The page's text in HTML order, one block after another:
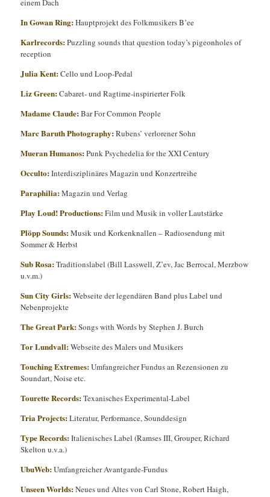
einem Dach
In Gowan Ring:Hauptprojekt des Folkmusikers B’ee
Karlrecords:Puzzling sounds that question today’s pigeonholes of
reception
Julia Kent:Cello und Loop-Pedal
Liz Green:Cabaret- und Ragtime-inspirierter Folk
Madame Claude: Bar For Common People
Marc Baruth Photography: Rubens’ verlorener Sohn
Mueran Humanos: Punk Psychedelia for the XXI Century
Occulto: Interdisziplinäres Magazin und Konzertreihe
Paraphilia:Magazin und Verlag
Play Loud! Productions:Film und Musik in voller Lautstärke
Plöpp Sounds:Musik und Korkenknallen – Radiosendung mit
Sommer & Herbst
Sub Rosa:Traditionslabel (Bill Lasswell, Z’ev, Jac Berrocal, Merzbow
u.v.m.)
Sun City Girls:Webseite der legendären Band plus Label und
Nebenprojekte
The Great Park:Songs with Words by Stephen J. Burch
Tor Lundvall:Webseite des Malers und Musikers
Touching Extremes:Umfangreicher Fundus an Rezensionen zu
Soundart, Noise etc.
Tourette Records: Texanisches Experimental-Label
Tria Projects: Literatur, Performance, Sounddesign
Type Records: Italienisches Label (Ramses III, Grouper, Richard
Skelton u.v.a.)
UbuWeb:Umfangreicher Avantgarde-Fundus
Unseen Worlds:Neues und Altes von Carl Stone, Robert Haigh,